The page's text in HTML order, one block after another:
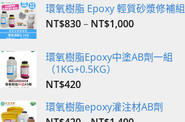
環氧樹脂 Epoxy 輕質砂漿修補組
NT$830– NT$1,000
環氧樹脂Epoxy中塗AB劑一組
（1KG+0.5KG）
NT$420
環氧樹脂epoxy灌注材AB劑